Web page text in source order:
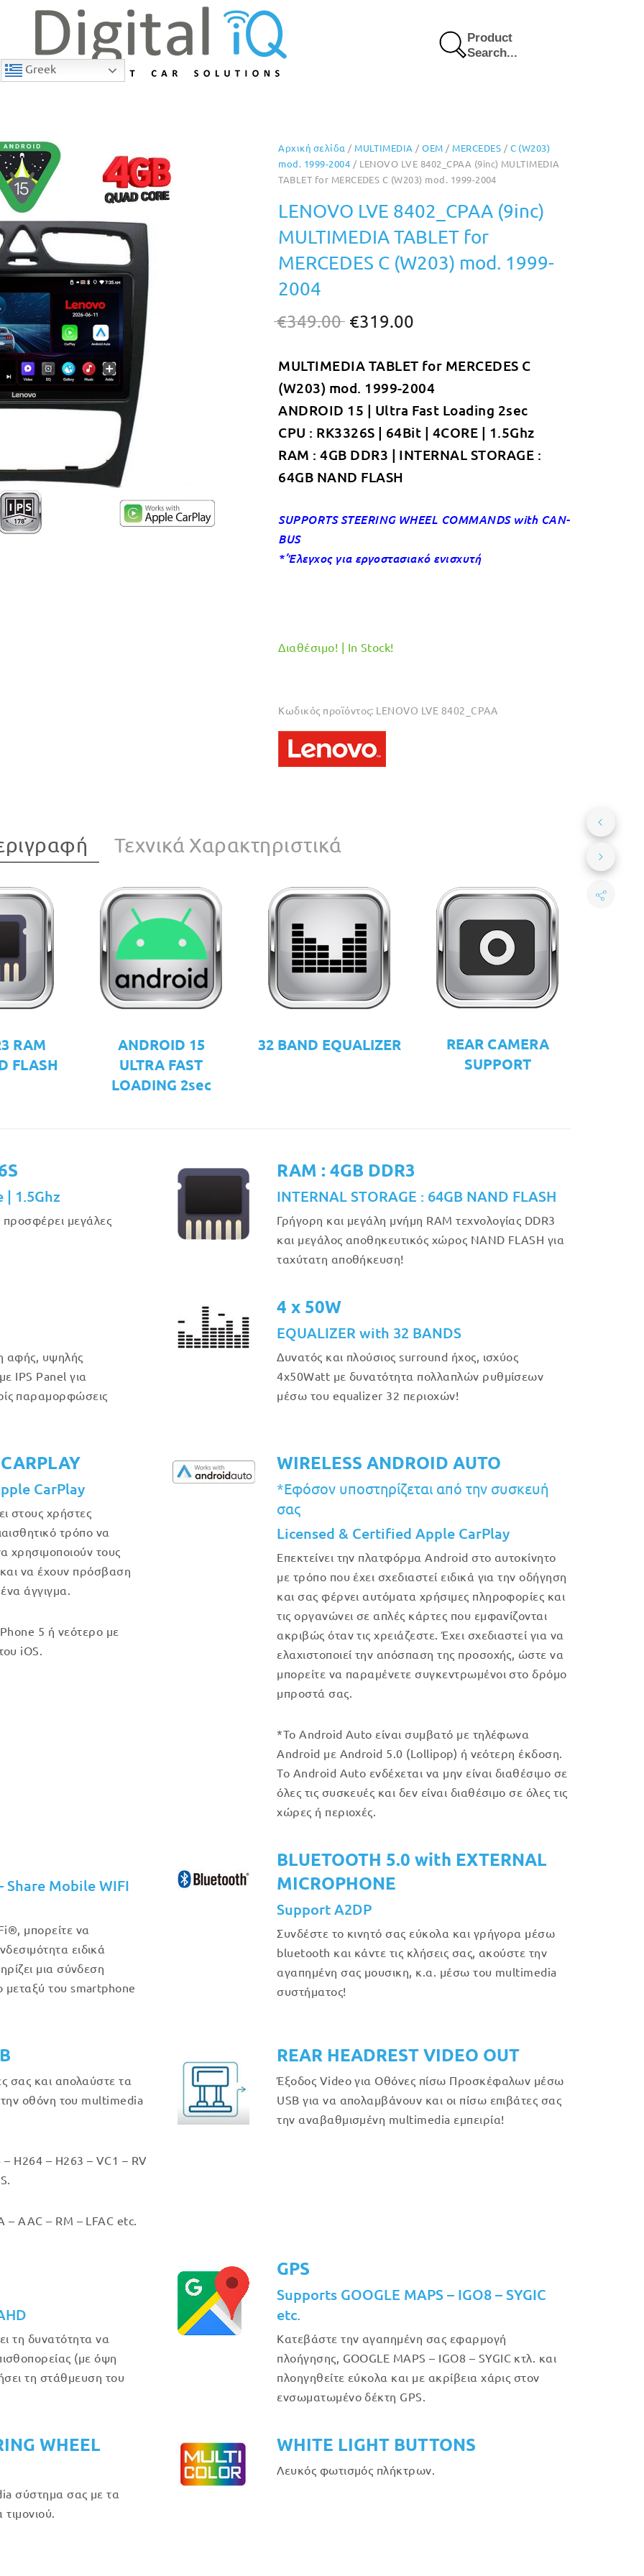
Greek
Product
Search...
9% Έκπτωση
Αρχική σελίδα / MULTIMEDIA /OEM / MERCEDES / C (W203)
mod. 1999-2004 / LENOVO LVE 8402_CPAA (9inc) MULTIMEDIA
TABLET for MERCEDES C (W203) mod. 1999-2004
LENOVO LVE 8402_CPAA (9inc)
MULTIMEDIA TABLET for
MERCEDES C (W203) mod. 1999-
2004
€349.00 Original
was:
€349.00.
€319.00
τιμή
είναι:
€319.00.
MULTIMEDIA TABLET for MERCEDES C
(W203) mod. 1999-2004
ANDROID 15 | Ultra Fast Loading 2sec
CPU : RK3326S | 64Bit | 4CORE | 1.5Ghz
RAM : 4GB DDR3 | INTERNAL STORAGE :
64GB NAND FLASH
SUPPORTS STEERING WHEEL COMMANDS with CAN-
BUS
*’Έλεγχος για εργοστασιακό ενισχυτή
Διαθέσιμο! | In Stock!
Κωδικός προϊόντος: LENOVO LVE 8402_CPAA
Τεχνικά Χαρακτηριστικά
RAM
FLASH
ANDROID 15
ULTRA FAST
LOADING 2sec
32 BAND EQUALIZER
REAR CAMERA
SUPPORT
| 1.5Ghz
μεγάλες
RAM : 4GB DDR3
INTERNAL STORAGE : 64GB NAND FLASH
Γρήγορη και μεγάλη μνήμη RAM τεχνολογίας DDR3
και μεγάλος αποθηκευτικός χώρος NAND FLASH για
ταχύτατη αποθήκευση!
αφής, υψηλής
IPS Panel για
παραμορφώσεις
4 x 50W
EQUALIZER with 32 BANDS
Δυνατός και πλούσιος surround ήχος, ισχύος
4x50Watt με δυνατότητα πολλαπλών ρυθμίσεων
μέσω του equalizer 32 περιοχών!
CarPlay
στους χρήστες
τρόπο να
χρησιμοποιούν τους
να έχουν πρόσβαση
άγγιγμα.
5 ή νεότερο με
iOS.
WIRELESS ANDROID AUTO
*Εφόσον υποστηρίζεται από την συσκευή
σας
Licensed & Certified Apple CarPlay
Επεκτείνει την πλατφόρμα Android στο αυτοκίνητο
με τρόπο που έχει σχεδιαστεί ειδικά για την οδήγηση
και σας φέρνει αυτόματα χρήσιμες πληροφορίες και
τις οργανώνει σε απλές κάρτες που εμφανίζονται
ακριβώς όταν τις χρειάζεστε. Έχει σχεδιαστεί για να
ελαχιστοποιεί την απόσπαση της προσοχής, ώστε να
μπορείτε να παραμένετε συγκεντρωμένοι στο δρόμο
μπροστά σας.
*Το Android Auto είναι συμβατό με τηλέφωνα
Android με Android 5.0 (Lollipop) ή νεότερη έκδοση.
Το Android Auto ενδέχεται να μην είναι διαθέσιμο σε
όλες τις συσκευές και δεν είναι διαθέσιμο σε όλες τις
χώρες ή περιοχές.
Mobile WIFI
μπορείτε να
ειδικά
μια σύνδεση
του smartphone
BLUETOOTH 5.0 with EXTERNAL
MICROPHONE
Support A2DP
Συνδέστε το κινητό σας εύκολα και γρήγορα μέσω
bluetooth και κάντε τις κλήσεις σας, ακούστε την
αγαπημένη σας μουσικη, κ.α. μέσω του multimedia
συστήματος!
σας και απολαύστε τα
οθόνη του multimedia
H264 – H263 – VC1 – RV
AAC – RM – LFAC etc.
REAR HEADREST VIDEO OUT
Έξοδος Video για Οθόνες πίσω Προσκέφαλων μέσω
USB για να απολαμβάνουν και οι πίσω επιβάτες σας
την αναβαθμισμένη multimedia εμπειρία!
τη δυνατότητα να
(με όψη
τη στάθμευση του
GPS
Supports GOOGLE MAPS – IGO8 – SYGIC
etc.
Κατεβάστε την αγαπημένη σας εφαρμογή
πλοήγησης, GOOGLE MAPS – IGO8 – SYGIC κτλ. και
πλοηγηθείτε εύκολα και με ακρίβεια χάρις στον
ενσωματωμένο δέκτη GPS.
WHEEL
σύστημα σας με τα
WHITE LIGHT BUTTONS
Λευκός φωτισμός πλήκτρων.